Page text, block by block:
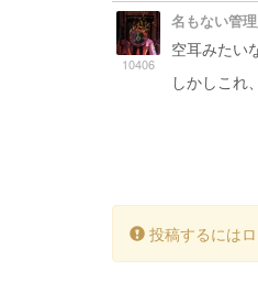
10406
名もない管
空耳みたい
しかしこれ
投稿するには